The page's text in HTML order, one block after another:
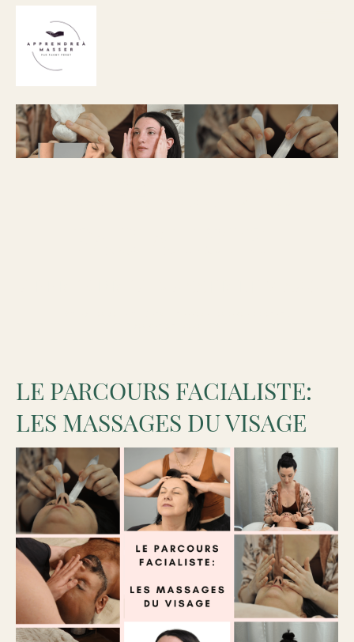
LE PARCOURS FACIALISTE:
LES MASSAGES DU VISAGE